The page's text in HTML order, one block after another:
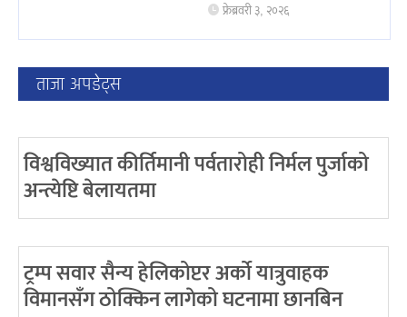
फ्रेब्रवरी ३, २०२६
ताजा अपडेट्स
विश्वविख्यात कीर्तिमानी पर्वतारोही निर्मल पुर्जाको
अन्त्येष्टि बेलायतमा
ट्रम्प सवार सैन्य हेलिकोप्टर अर्को यात्रुवाहक
विमानसँग ठोक्किन लागेको घटनामा छानबिन